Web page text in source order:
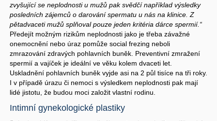
zvyšující se neplodnosti u mužů pak svědčí například výsledky
posledních zájemců o darování spermatu u nás na klinice. Z
pětadvaceti mužů splňoval pouze jeden kritéria dárce spermií.“
Předejít možným rizikům neplodnosti jako je třeba závažné
onemocnění nebo úraz pomůže social frezing neboli
zmrazování zdravých pohlavních buněk. Preventivní zmražení
spermií a vajíček je ideální ve věku kolem dvaceti let.
Uskladnění pohlavních buněk vyjde asi na 2 půl tisíce na tři roky.
I v případě úrazu či nemoci s výsledkem neplodnosti pak mají
lidé jistotu, že budou moci založit vlastní rodinu.
Intimní gynekologické plastiky